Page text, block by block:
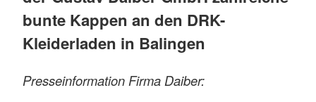
bunte Kappen an den DRK-
Kleiderladen in Balingen
Presseinformation Firma Daiber: